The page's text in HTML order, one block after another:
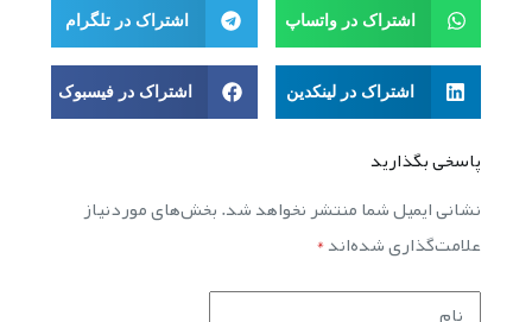
اشتراک در واتساپ اشتراک در تلگرام
اشتراک در لینکدین اشتراک در فیسبوک
پاسخی بگذارید
نشانی ایمیل شما منتشر نخواهد شد.بخش‌های موردنیاز
علامت‌گذاری شده‌اند*